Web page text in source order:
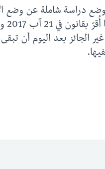
دراسة شاملة عن وضع
الجائز بعد اليوم أن